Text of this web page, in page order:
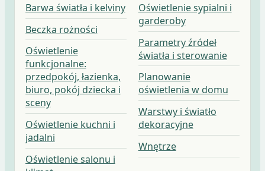
Barwa światła i kelviny
Beczka rożności
Oświetlenie
funkcjonalne:
przedpokój, łazienka,
biuro, pokój dziecka i
sceny
Oświetlenie kuchni i
jadalni
Oświetlenie salonu i
Oświetlenie sypialni i
garderoby
Parametry źródeł
światła i sterowanie
Planowanie
oświetlenia w domu
Warstwy i światło
dekoracyjne
Wnętrze